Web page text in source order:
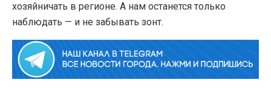
хозяйничать в регионе. А нам останется только
наблюдать — и не забывать зонт.